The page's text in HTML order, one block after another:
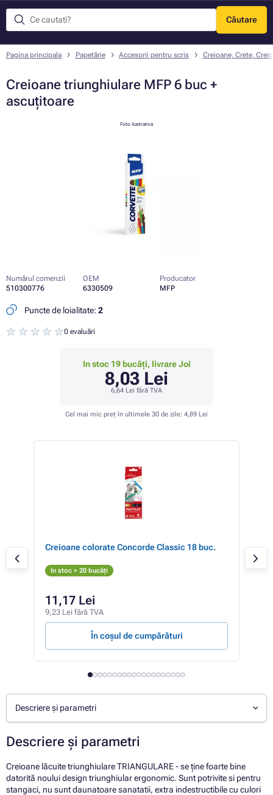
Căutare
Meniu
Pagina principala Papetărie Accesorii pentru scris Creioane, Crete,
Creioane triunghiulare MFP 6 buc +
ascuțitoare
Foto ilustrativa
Numărul comenzii
510300776
OEM
6330509
Producator
MFP
Puncte de loialitate: 2
0 evaluări
In stoc 19 bucăți, livrare Joi
8,03 Lei
6,64 Lei fără TVA
Cel mai mic preț în ultimele 30 de zile: 4,89 Lei
Creioane colorate Concorde Classic 18 buc.
In stoc > 20 bucăți
11,17 Lei
9,23 Lei fără TVA
În coșul de cumpărături
In
Descriere și parametri
Descriere și parametri
Creioane lăcuite triunghiulare TRIANGULARE - se ține foarte bine
datorită noului design triunghiular ergonomic. Sunt potrivite si pentru
stangaci, nu sunt daunatoare sanatatii, extra indestructibile cu culori